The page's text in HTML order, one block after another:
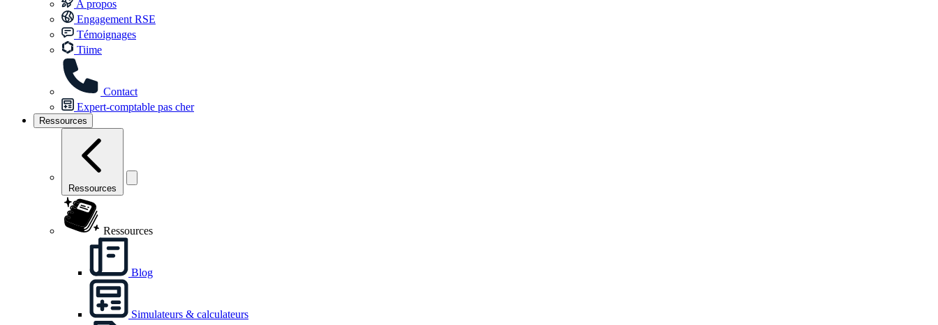
A propos
Engagement RSE
Témoignages
Tiime
Contact
Expert-comptable pas cher
Ressources
Ressources
Ressources
Blog
Simulateurs & calculateurs